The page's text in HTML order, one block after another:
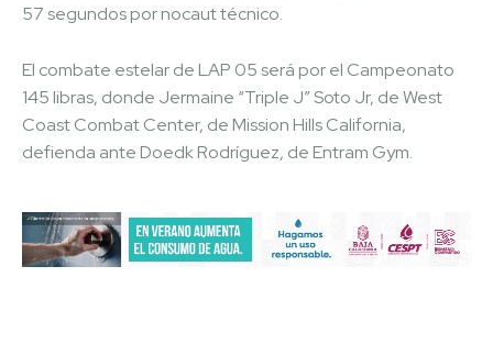
57 segundos por nocaut técnico.
El combate estelar de LAP 05 será por el Campeonato
145 libras, donde Jermaine “Triple J” Soto Jr, de West
Coast Combat Center, de Mission Hills California,
defienda ante Doedk Rodríguez, de Entram Gym.